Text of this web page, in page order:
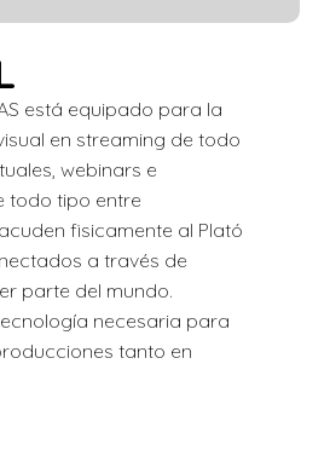
está equipado para la
en streaming de todo
webinars e
todo tipo entre
fisicamente al Plató
a través de
parte del mundo.
necesaria para
tanto en